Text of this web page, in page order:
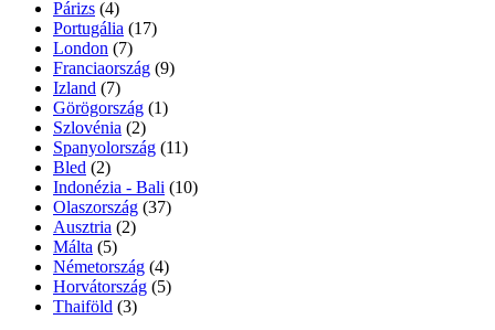
Párizs (4)
Portugália (17)
London (7)
Franciaország (9)
Izland (7)
Görögország (1)
Szlovénia (2)
Spanyolország (11)
Bled (2)
Indonézia - Bali (10)
Olaszország (37)
Ausztria (2)
Málta (5)
Németország (4)
Horvátország (5)
Thaiföld (3)